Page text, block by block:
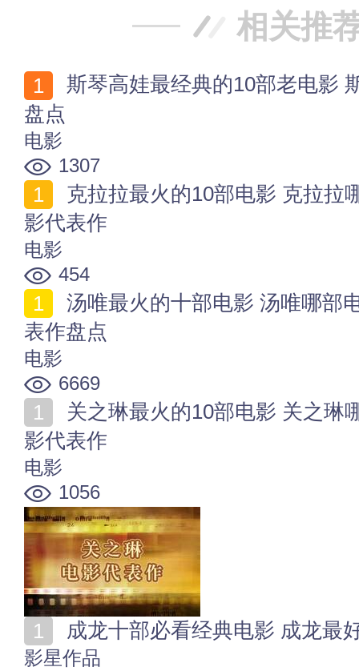
相关推
盘点
电影
1307
影代表作
电影
454
表作盘点
电影
6669
影代表作
电影
1056
成龙十部必看经典电影 成龙最
影星作品